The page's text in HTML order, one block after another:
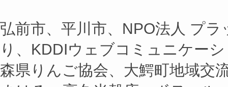
弘前市、平川市、NPO法人 プ
り、KDDIウェブコミュニケー
森県りんご協会、大鰐町地域交